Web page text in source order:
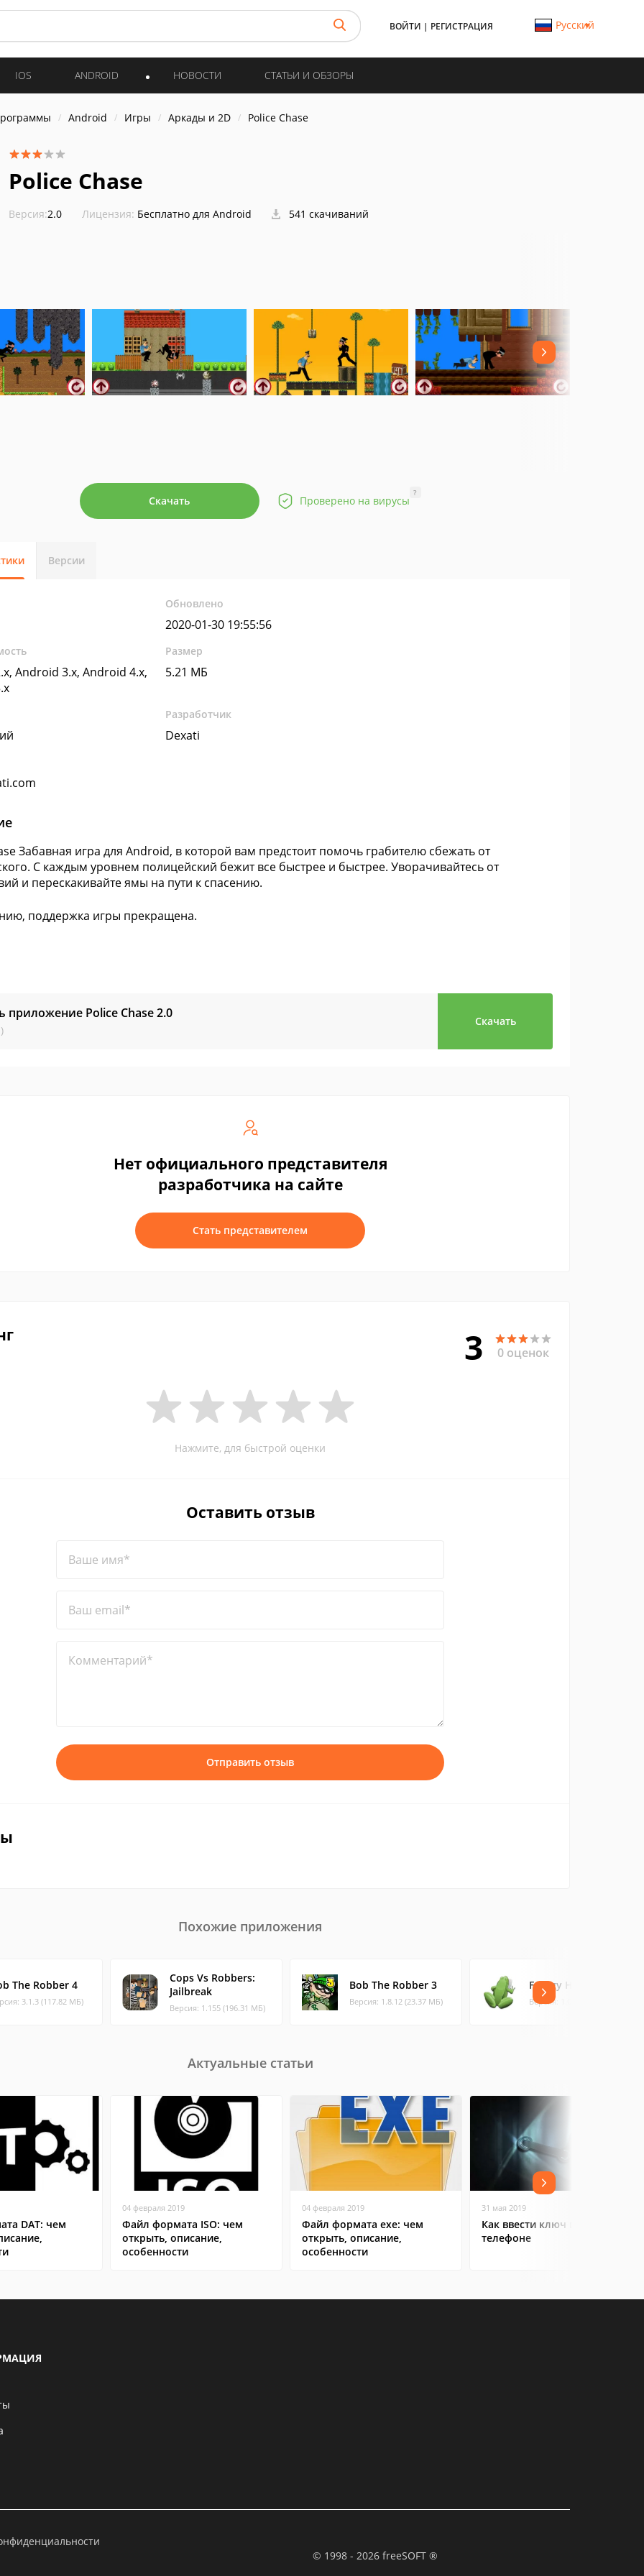
ВОЙТИ | РЕГИСТРАЦИЯ Русский
IOS ANDROID НОВОСТИ СТАТЬИ И ОБЗОРЫ
Android Игры Аркады и 2D Police Chase
Police Chase
Версия:2.0 Лицензия: Бесплатно для Android 541 скачиваний
Скачать Проверено на вирусы
?
Версии
Обновлено
2020-01-30 19:55:56
Android 3.x, Android 4.x,
Размер
5.21 МБ
Разработчик
Dexati
Забавная игра для Android, в которой вам предстоит помочь грабителю сбежать от
С каждым уровнем полицейский бежит все быстрее и быстрее. Уворачивайтесь от
и перескакивайте ямы на пути к спасению.
поддержка игры прекращена.
приложение Police Chase2.0
Скачать
Нет официального представителя
разработчика на сайте
Стать представителем
3 0 оценок
Нажмите, для быстрой оценки
Оставить отзыв
Ваше имя*
Ваш email*
Комментарий*
Отправить отзыв
Похожие приложения
The Robber 4
3.1.3 (117.82 МБ)
Cops Vs Robbers:
Jailbreak
Версия: 1.155 (196.31 МБ)
Bob The Robber 3
Версия: 1.8.12 (23.37 МБ)
Froggy Hunt
Версия: 1.0 (0.3 МБ)
Актуальные статьи
DAT: чем
04 февраля 2019
Файл формата ISO: чем
открыть, описание,
особенности
04 февраля 2019
Файл формата exe: чем
открыть, описание,
особенности
31 мая 2019
Как ввести ключ в Steam на
телефоне
© 1998 - 2026 freeSOFT ®